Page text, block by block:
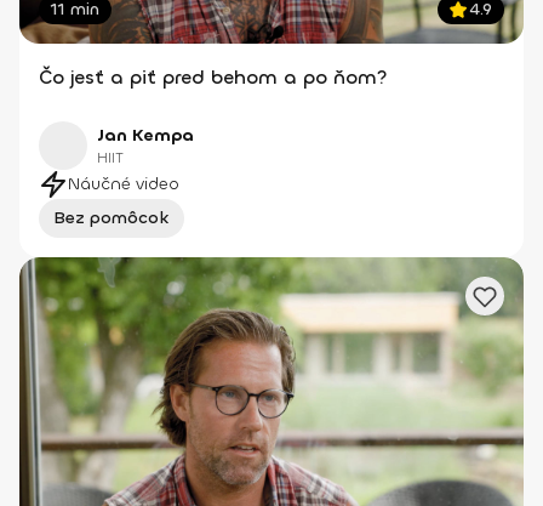
11 min 4.9
Čo jesť a piť pred behom a po ňom?
Jan Kempa
HIIT
Náučné video
Bez pomôcok